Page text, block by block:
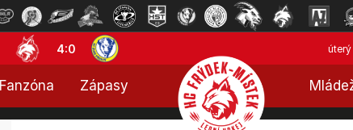
4:0 úterý
Fanzóna Zápasy